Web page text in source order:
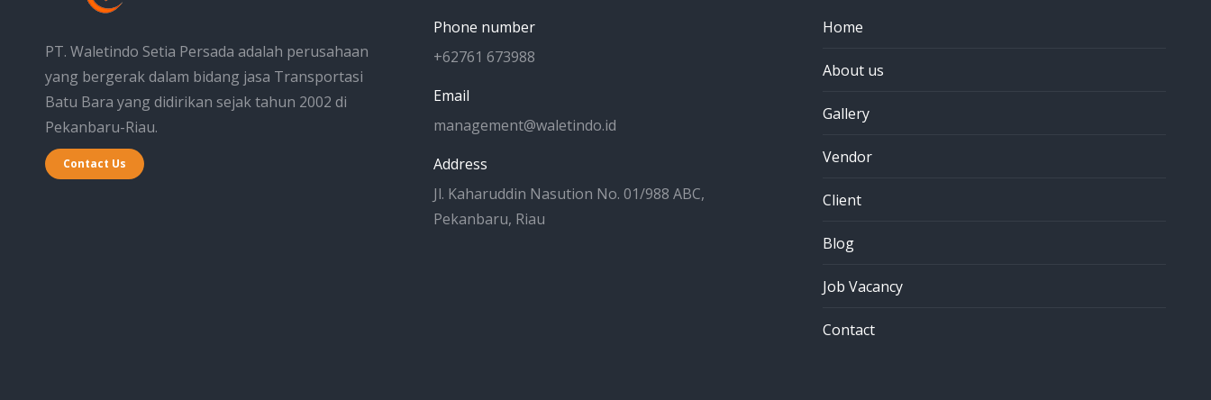
PT. Waletindo Setia Persada adalah perusahaan
yang bergerak dalam bidang jasa Transportasi
Batu Bara yang didirikan sejak tahun 2002 di
Pekanbaru-Riau.
Contact Us
Phone number
+62761 673988
Email
management@waletindo.id
Address
Jl. Kaharuddin Nasution No. 01/988 ABC,
Pekanbaru, Riau
Home
About us
Gallery
Vendor
Client
Blog
Job Vacancy
Contact